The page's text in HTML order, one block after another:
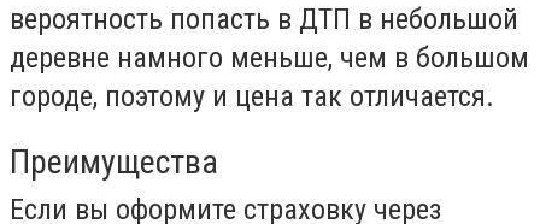
вероятность попасть в ДТП в небольшой
деревне намного меньше, чем в большом
городе, поэтому и цена так отличается.
Преимущества
Если вы оформите страховку через